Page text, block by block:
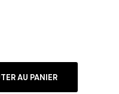
AU PANIER